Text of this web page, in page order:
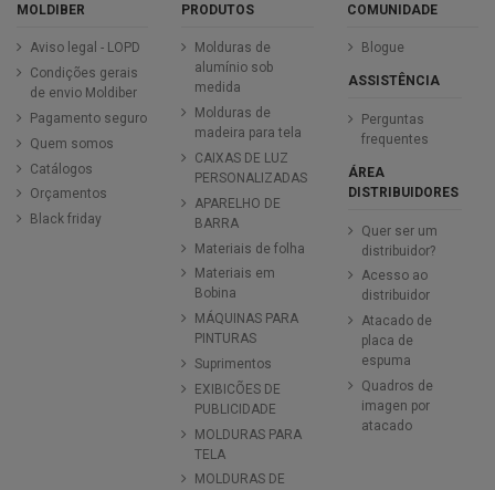
MOLDIBER
Aviso legal - LOPD
Condições gerais
de envio Moldiber
Pagamento seguro
Quem somos
Catálogos
Orçamentos
Black friday
PRODUTOS
Molduras de
alumínio sob
medida
Molduras de
madeira para tela
CAIXAS DE LUZ
PERSONALIZADAS
APARELHO DE
BARRA
Materiais de folha
Materiais em
Bobina
MÁQUINAS PARA
PINTURAS
Suprimentos
EXIBICÕES DE
PUBLICIDADE
MOLDURAS PARA
TELA
MOLDURAS DE
COMUNIDADE
Blogue
ASSISTÊNCIA
Perguntas
frequentes
ÁREA
DISTRIBUIDORES
Quer ser um
distribuidor?
Acesso ao
distribuidor
Atacado de
placa de
espuma
Quadros de
imagen por
atacado